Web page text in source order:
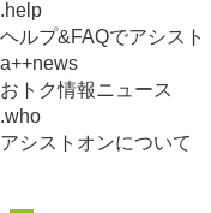
.help
ヘルプ&FAQでアシスト
a++news
おトク情報ニュース
.who
アシストオンについて